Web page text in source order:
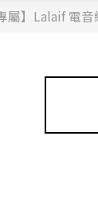
屬】Lalaif 電